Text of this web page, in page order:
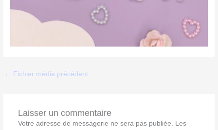
← Fichier média précédent
Laisser un commentaire
Votre adresse de messagerie ne sera pas publiée. Les